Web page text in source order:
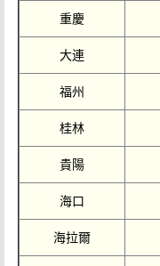
重慶
大連
福州
桂林
貴陽
海口
海拉爾